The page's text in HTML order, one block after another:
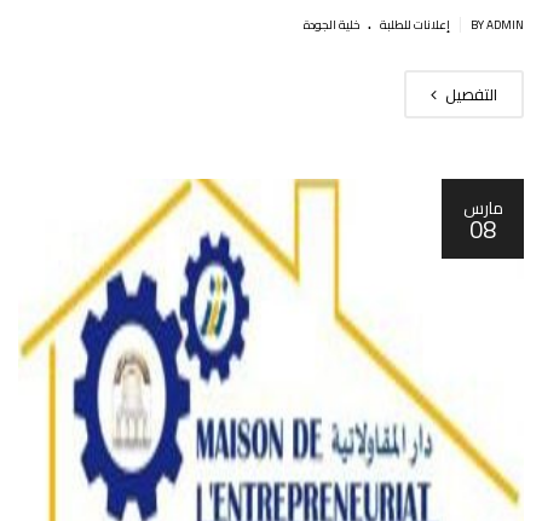
BY ADMIN إعلانات للطلبة . خلية الجودة
التفصيل
مارس
08